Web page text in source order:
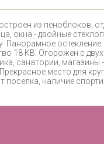
из пеноблоков,
окна - двойные
Панорамное
18 КВ. Огорожен с
санатории, магазины
место для
наличие